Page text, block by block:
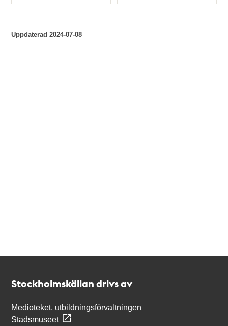
Typ Typ
Uppdaterad2024-07-08
Stockholmskällan drivs av
Medioteket, utbildningsförvaltningen
Stadsmuseet